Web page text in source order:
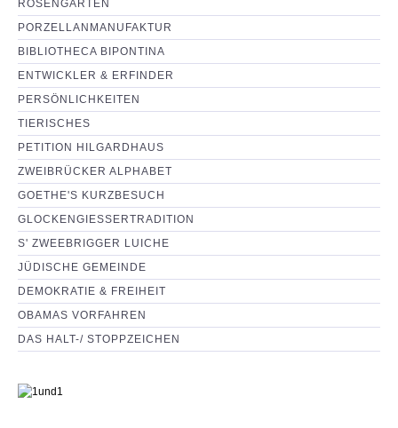
ROSENGARTEN
PORZELLANMANUFAKTUR
BIBLIOTHECA BIPONTINA
ENTWICKLER & ERFINDER
PERSÖNLICHKEITEN
TIERISCHES
PETITION HILGARDHAUS
ZWEIBRÜCKER ALPHABET
GOETHE'S KURZBESUCH
GLOCKENGIESSERTRADITION
S' ZWEEBRIGGER LUICHE
JÜDISCHE GEMEINDE
DEMOKRATIE & FREIHEIT
OBAMAS VORFAHREN
DAS HALT-/ STOPPZEICHEN